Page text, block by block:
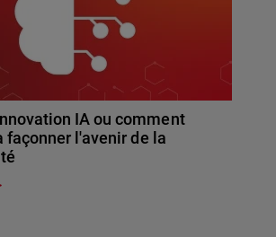
IA ou comment
façonner l'avenir de la